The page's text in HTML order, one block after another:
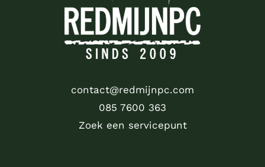
contact@redmijnpc.com
085 7600 363
Zoek een servicepunt